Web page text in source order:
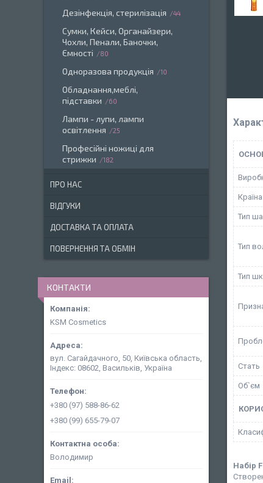
Тип
Тип
Тип
Стать
Об`єм
Набір
Дезінфекція, стерилізація 44
Сумки, Кейси, Органайзери,
Чохли, Пенали, Баночки,
Ємності
80
Одноразова продукція 10
Обладнання,меблі,
підставки
60
Лампи - лупи, лампи
освітлення
25
Професійні ножиці для
стрижки
182
ПРО НАС
ВІДГУКИ
ДОСТАВКА ТА ОПЛАТА
ПОВЕРНЕННЯ ТА ОБМІН
КОНТАКТИ
KSM Cosmetics
вул. Сагайдачного, 50, Київська область,
Індекс: 08602, Васильків, Україна
+380 (97) 588-86-62
+380 (99) 655-79-07
Володимир